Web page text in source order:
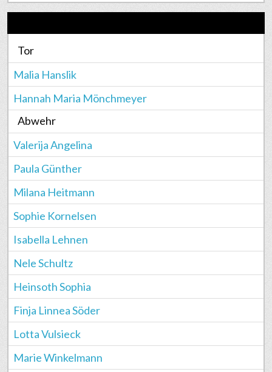
Tor
Malia Hanslik
Hannah Maria Mönchmeyer
Abwehr
Valerija Angelina
Paula Günther
Milana Heitmann
Sophie Kornelsen
Isabella Lehnen
Nele Schultz
Heinsoth Sophia
Finja Linnea Söder
Lotta Vulsieck
Marie Winkelmann